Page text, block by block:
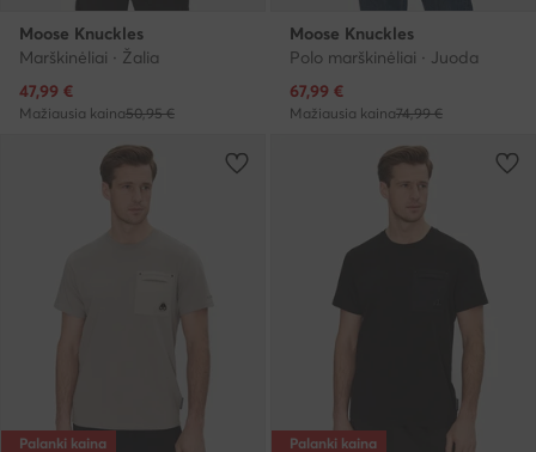
Moose Knuckles
Marškinėliai · Žalia
Dabartinė kaina
47,99 €
Mažiausia kaina50,95 €
Moose Knuckles
Polo marškinėliai · Juoda
Dabartinė kaina
67,99 €
Mažiausia kaina74,99 €
Palanki kaina Palanki kaina